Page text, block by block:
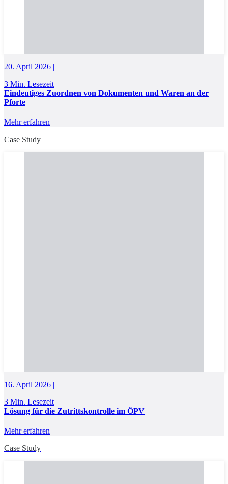
20. April 2026 |
3 Min. Lesezeit
Eindeutiges Zuordnen von Dokumenten und Waren an der
Pforte
Mehr erfahren
Case Study
16. April 2026 |
3 Min. Lesezeit
Lösung für die Zutrittskontrolle im ÖPV
Mehr erfahren
Case Study